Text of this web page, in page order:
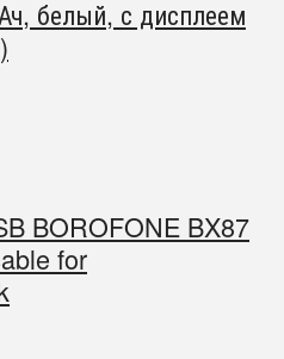
белый, с дисплеем
BOROFONE BX87
for